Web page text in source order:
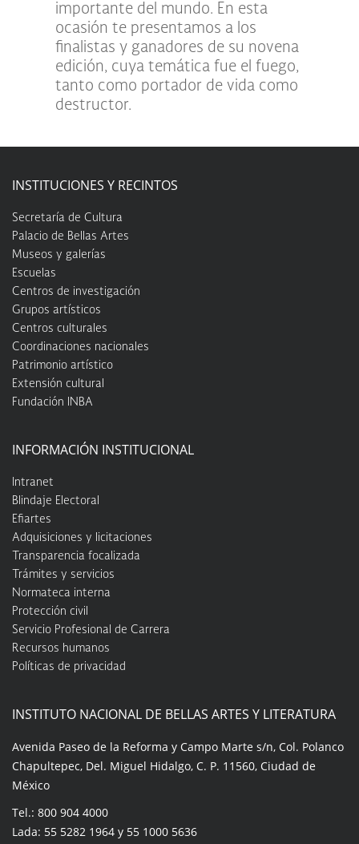
importante del mundo. En esta
ocasión te presentamos a los
finalistas y ganadores de su novena
edición, cuya temática fue el fuego,
tanto como portador de vida como
destructor.
INSTITUCIONES Y RECINTOS
Secretaría de Cultura
Palacio de Bellas Artes
Museos y galerías
Escuelas
Centros de investigación
Grupos artísticos
Centros culturales
Coordinaciones nacionales
Patrimonio artístico
Extensión cultural
Fundación INBA
INFORMACIÓN INSTITUCIONAL
Intranet
Blindaje Electoral
Efiartes
Adquisiciones y licitaciones
Transparencia focalizada
Trámites y servicios
Normateca interna
Protección civil
Servicio Profesional de Carrera
Recursos humanos
Políticas de privacidad
INSTITUTO NACIONAL DE BELLAS ARTES Y LITERATURA
Avenida Paseo de la Reforma y Campo Marte s/n, Col. Polanco
Chapultepec, Del. Miguel Hidalgo, C. P. 11560, Ciudad de
México
Tel.: 800 904 4000
Lada: 55 5282 1964 y 55 1000 5636